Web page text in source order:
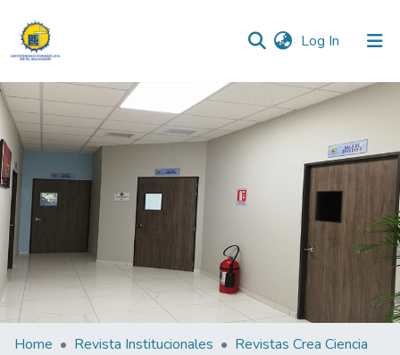
Log In (current)
Communities & Collections
All of DSpace
Home Revista Institucionales
Revistas Crea Ciencia